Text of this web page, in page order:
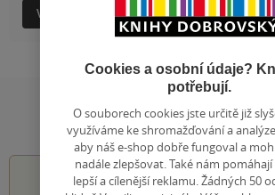
Více informací
Hodnocení a recenze
Cookies a osobní údaje?
potřebují.
O souborech cookies jste určitě již
využíváme ke shromažďování a
aby náš e-shop dobře fungoval a
nadále zlepšovat. Také nám
lepší a cílenější reklamu. Žádných 50